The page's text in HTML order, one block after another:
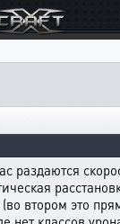
раздаются
втором это